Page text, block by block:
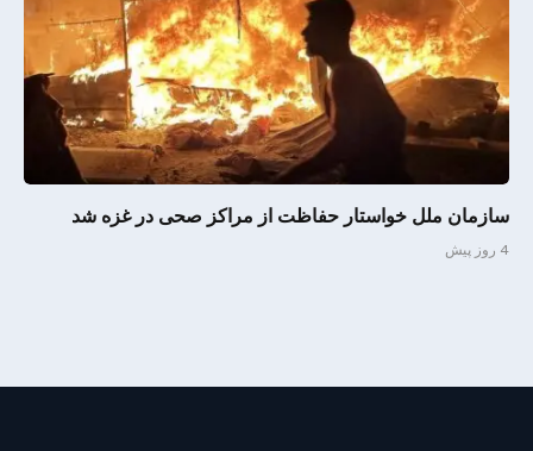
سازمان ملل خواستار حفاظت از مراکز صحی در غزه شد
4 روز پیش